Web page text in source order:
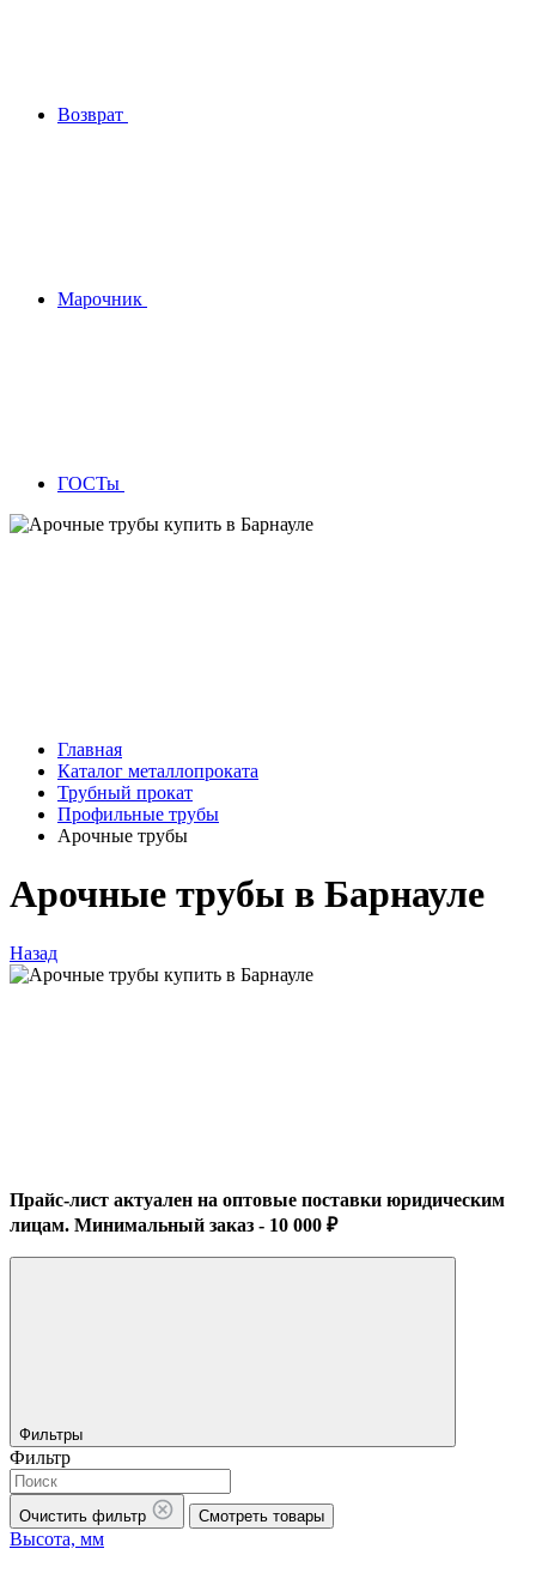
Возврат
Марочник
ГОСТы
Главная
Каталог металлопроката
Трубный прокат
Профильные трубы
Арочные трубы
Арочные трубы в Барнауле
Назад
Прайс-лист актуален на оптовые поставки юридическим
лицам. Минимальный заказ - 10 000 ₽
Фильтры
Фильтр
Очистить фильтр Смотреть товары
Высота, мм